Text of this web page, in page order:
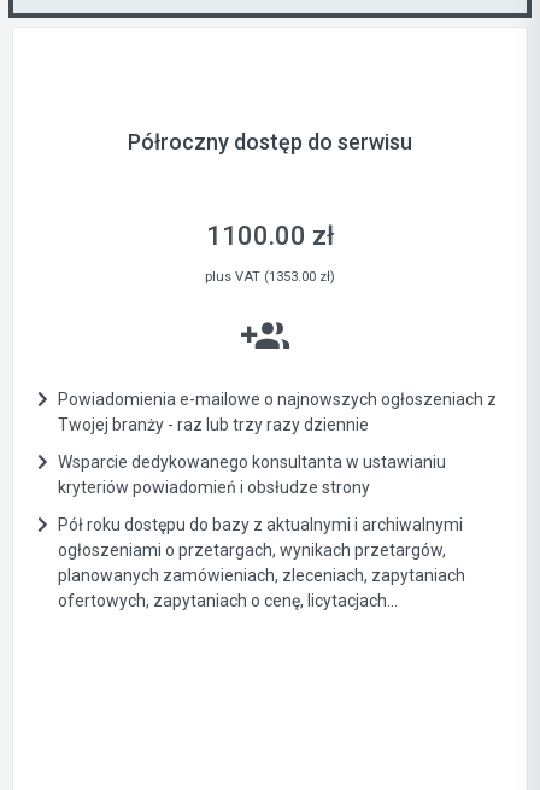
Półroczny dostęp do serwisu
1100.00 zł
plus VAT (1353.00 zł)
Powiadomienia e-mailowe o najnowszych ogłoszeniach z
Twojej branży - raz lub trzy razy dziennie
Wsparcie dedykowanego konsultanta w ustawianiu
kryteriów powiadomień i obsłudze strony
Pół roku dostępu do bazy z aktualnymi i archiwalnymi
ogłoszeniami o przetargach, wynikach przetargów,
planowanych zamówieniach, zleceniach, zapytaniach
ofertowych, zapytaniach o cenę, licytacjach...